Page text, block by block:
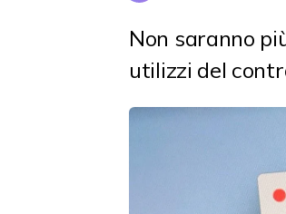
Non saranno
utilizzi del